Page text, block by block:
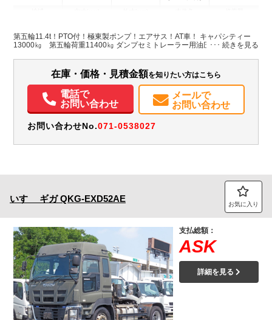
京都府
W:2,490
H:3,180
第五輪11.4t！PTO付！極東製ポンプ！エアサス！AT車！ キャパシティー
13000㎏ 第五輪荷重11400㎏ ダンプセミトレーラー用油圧ポンプ
在庫・価格・見積金額を知りたい方はこちら
電話で
お問い合わせ
メールで
お問い合わせ
お問い合わせNo.071-0538027
いすゞ ギガ QKG-EXD52AE お気に入り
支払総額：
ASK
詳細を見る